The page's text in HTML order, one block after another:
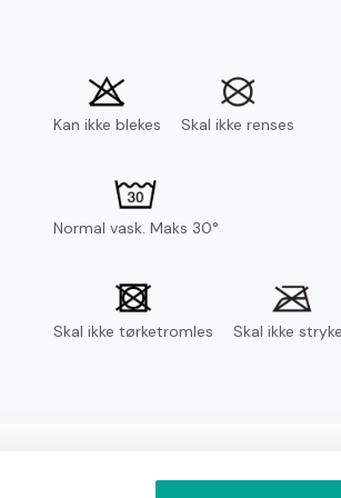
Kan ikke blekes Skal ikke renses
Normal vask. Maks 30°
Skal ikke tørketromles Skal ikke